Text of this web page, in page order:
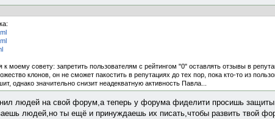
моему совету: запретить пользователям с рейтингом "0" оставлять отзывы в
клонов, он не сможет пакостить в репутациях до тех пор, пока кто-то из
однако значительно снизит неадекватную активность Павла...
людей на свой форум,а теперь у форума фиделити просишь
людей,но ты ещё и принуждаешь их писать,чтобы развить твой